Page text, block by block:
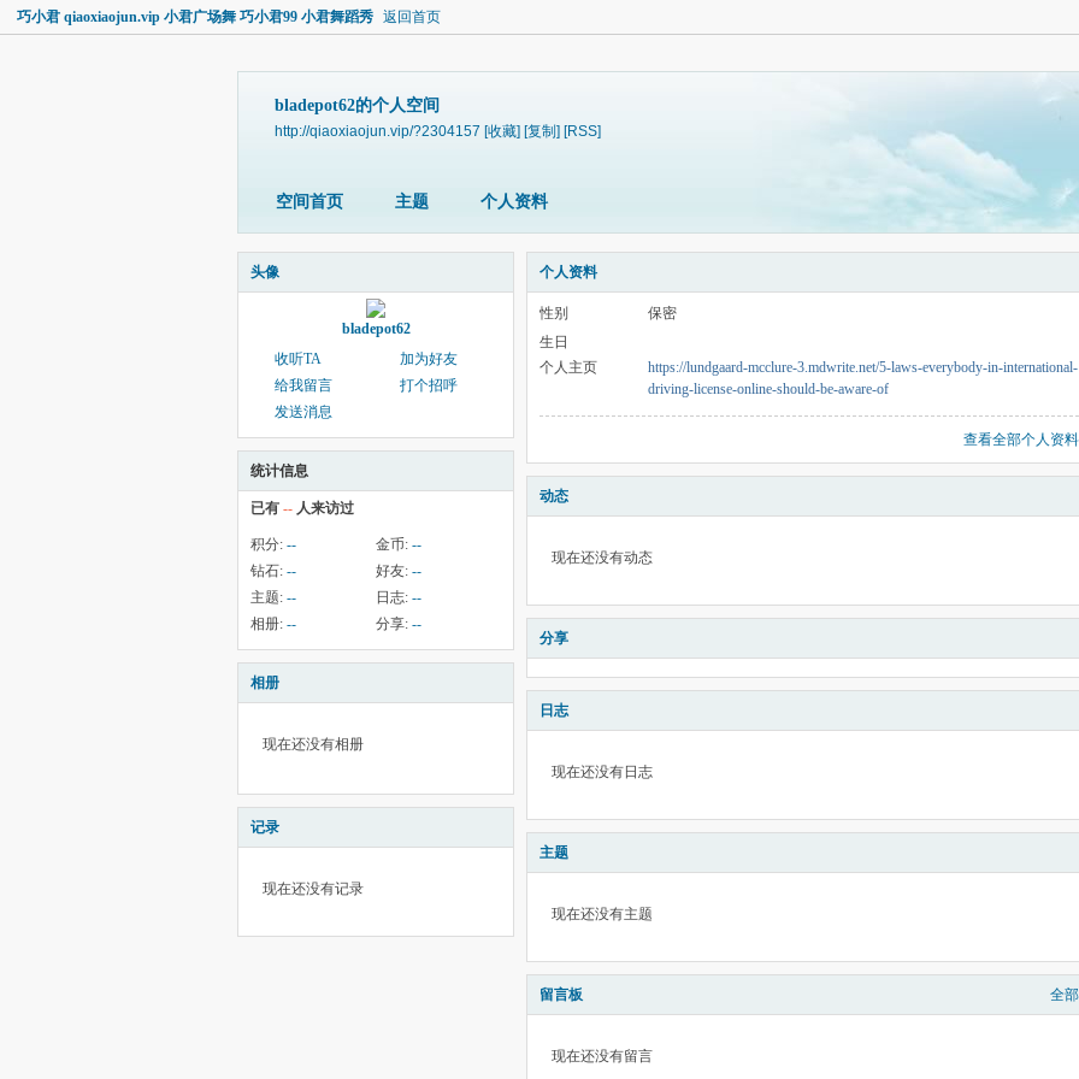
巧小君 qiaoxiaojun.vip 小君广场舞 巧小君99 小君舞蹈秀 返回首页
bladepot62的个人空间
http://qiaoxiaojun.vip/?2304157 [收藏] [复制] [RSS]
空间首页 主题 个人资料
头像
bladepot62
收听TA
加为好友
给我留言
打个招呼
发送消息
统计信息
已有 -- 人来访过
积分: -- 金币: --
钻石: -- 好友: --
主题: -- 日志: --
相册: -- 分享: --
相册
现在还没有相册
记录
现在还没有记录
个人资料
性别
保密
生日
个人主页
https://lundgaard-mcclure-3.mdwrite.net/5-laws-everybody-in-international-
driving-license-online-should-be-aware-of
查看全部个人资料
动态
现在还没有动态
分享
日志
现在还没有日志
主题
现在还没有主题
留言板 全部
现在还没有留言